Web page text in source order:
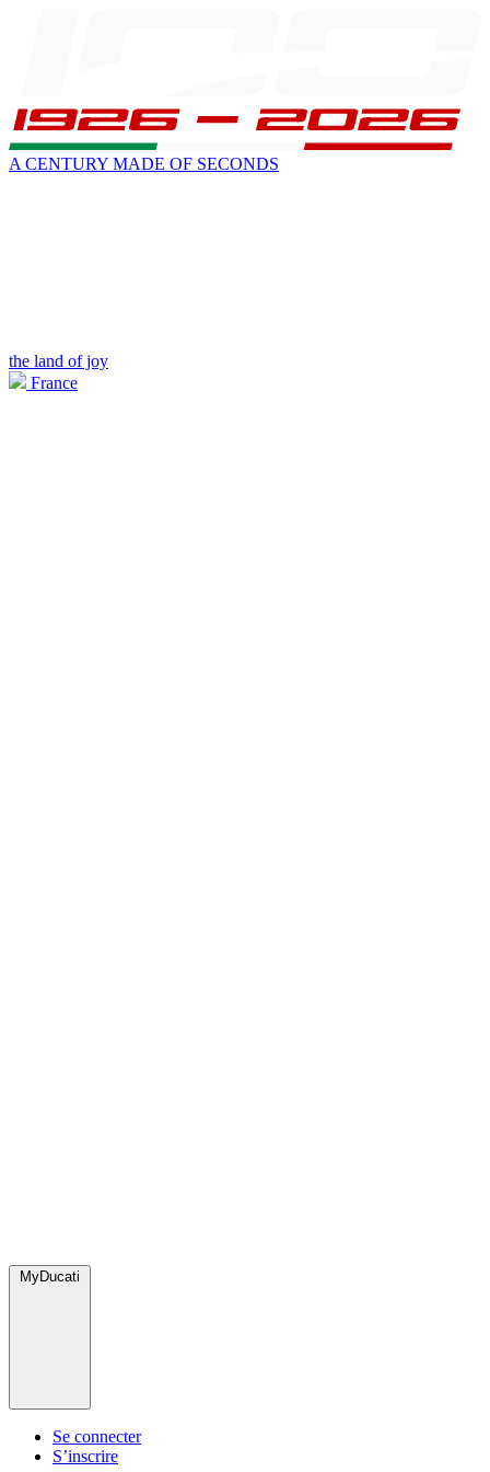
A CENTURY MADE OF SECONDS
the land of joy
France
MyDucati
Se connecter
S’inscrire